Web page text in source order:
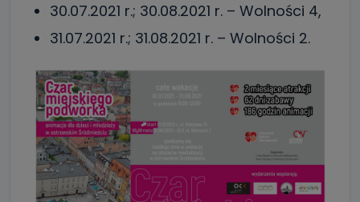
30.07.2021 r.; 30.08.2021 r. – Wolności 4,
31.07.2021 r.; 31.08.2021 r. – Wolności 2.